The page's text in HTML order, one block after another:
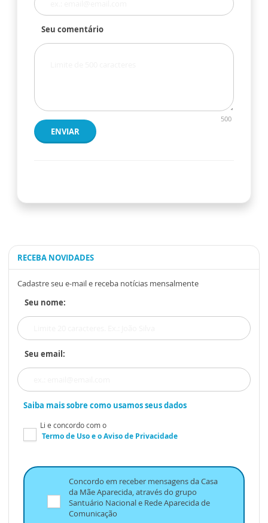
Seu comentário
500
ENVIAR
RECEBA NOVIDADES
Cadastre seu e-mail e receba notícias mensalmente
Seu nome:
Seu email:
Saiba mais sobre como usamos seus dados
Li e concordo com o
Termo de Usoe oAviso de Privacidade
Concordo em receber mensagens da Casa
da Mãe Aparecida, através do grupo
Santuário Nacional e Rede Aparecida de
Comunicação